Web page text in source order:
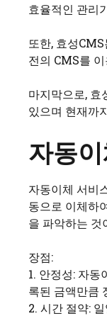
효율적인 관리
또한, 효성
전의 CMS를
마지막으로, 효
있으며 현재까
자동
자동이체 서비
동으로 이체하
을 파악하는 것
장점:
1. 안정성: 자
록된 금액만큼
2. 시간 절약: